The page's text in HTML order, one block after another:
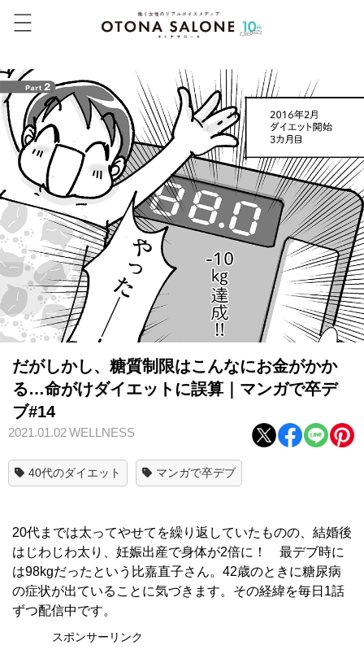
だがしかし、糖質制限はこんなにお金がかか
る…命がけダイエットに誤算｜マンガで卒デ
ブ#14
2021.01.02WELLNESS
40代のダイエット マンガで卒デブ
20代までは太ってやせてを繰り返していたものの、結婚後
はじわじわ太り、妊娠出産で身体が2倍に！ 最デブ時に
は98kgだったという比嘉直子さん。42歳のときに糖尿病
の症状が出ていることに気づきます。その経緯を毎日1話
ずつ配信中です。
スポンサーリンク